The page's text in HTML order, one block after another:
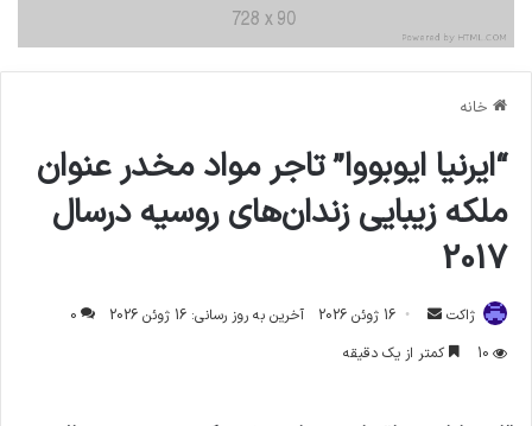
خانه
“ایرنیا ایوبووا” تاجر مواد مخدر عنوان
ملکه زیبایی زندان‌های روسیه درسال
2017
ژاکت
ارسال
ایمیل
16 ژوئن 2026 آخرین به روز رسانی: 16 ژوئن 2026
0
10
کمتر از یک دقیقه